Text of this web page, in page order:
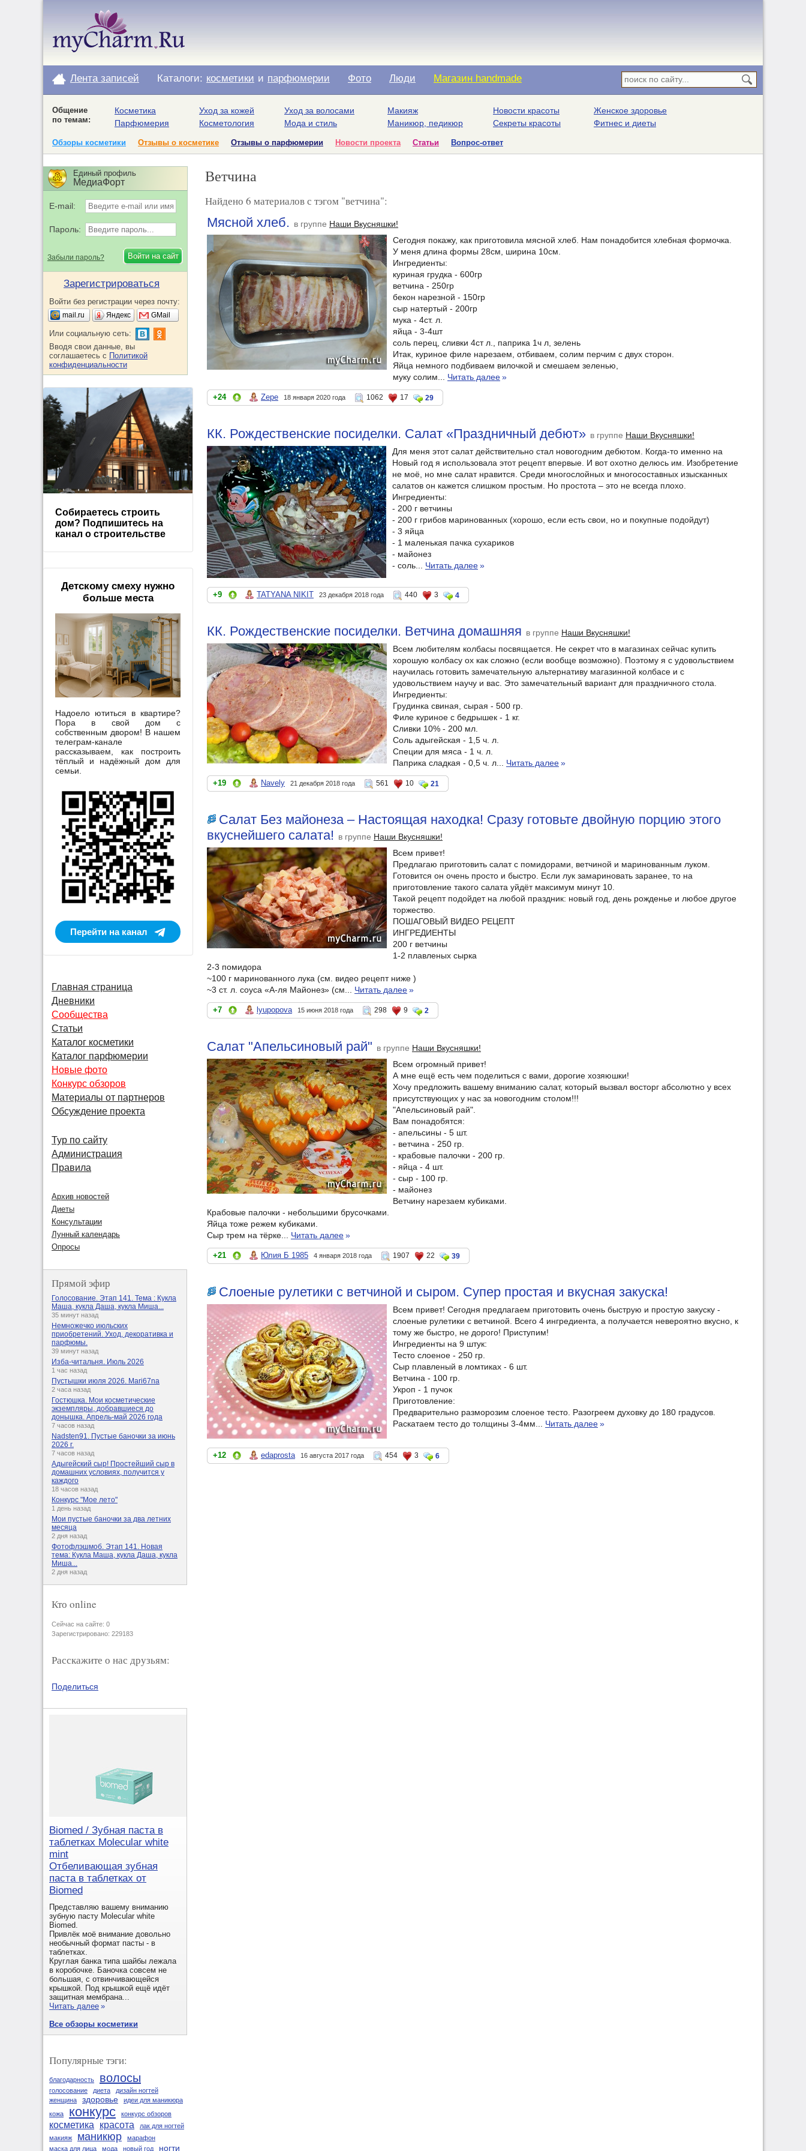
Лента записей Каталоги: косметики и парфюмерии Фото Люди Магазин handmade
Общение
по темам:
Косметика
Парфюмерия
Уход за кожей
Косметология
Уход за волосами
Мода и стиль
Макияж
Маникюр, педикюр
Новости красоты
Секреты красоты
Женское здоровье
Фитнес и диеты
Обзоры косметики Отзывы о косметике Отзывы о парфюмерии Новости проекта Статьи Вопрос-ответ
Ветчина
Найдено 6 материалов с тэгом "ветчина":
Мясной хлеб. в группе Наши Вкусняшки!
Сегодня покажу, как приготовила мясной хлеб. Нам понадобится хлебная формочка.
У меня длина формы 28см, ширина 10см.
Ингредиенты:
куриная грудка - 600гр
ветчина - 250гр
бекон нарезной - 150гр
сыр натертый - 200гр
мука - 4ст. л.
яйца - 3-4шт
соль перец, сливки 4ст л., паприка 1ч л, зелень
Итак, куриное филе нарезаем, отбиваем, солим перчим с двух сторон.
Яйца немного подбиваем вилочкой и смешаем зеленью,
муку солим... Читать далее»
+24 Zepe 18 января 2020 года 1062 17 29
КК. Рождественские посиделки. Салат «Праздничный дебют» в группе Наши Вкусняшки!
Для меня этот салат действительно стал новогодним дебютом. Когда-то именно на
Новый год я использовала этот рецепт впервые. И вот охотно делюсь им. Изобретение
не моё, но мне салат нравится. Среди многослойных и многосоставных изысканных
салатов он кажется слишком простым. Но простота – это не всегда плохо.
Ингредиенты:
- 200 г ветчины
- 200 г грибов маринованных (хорошо, если есть свои, но и покупные подойдут)
- 3 яйца
- 1 маленькая пачка сухариков
- майонез
- соль... Читать далее»
+9 TATYANA NIKIT 23 декабря 2018 года 440 3 4
КК. Рождественские посиделки. Ветчина домашняя в группе Наши Вкусняшки!
Всем любителям колбасы посвящается. Не секрет что в магазинах сейчас купить
хорошую колбасу ох как сложно (если вообще возможно). Поэтому я с удовольствием
научилась готовить замечательную альтернативу магазинной колбасе и с
удовольствием научу и вас. Это замечательный вариант для праздничного стола.
Ингредиенты:
Грудинка свиная, сырая - 500 гр.
Филе куриное с бедрышек - 1 кг.
Сливки 10% - 200 мл.
Соль адыгейская - 1,5 ч. л.
Специи для мяса - 1 ч. л.
Паприка сладкая - 0,5 ч. л... Читать далее»
+19 Navely 21 декабря 2018 года 561 10 21
Салат Без майонеза – Настоящая находка! Сразу готовьте двойную порцию этого
вкуснейшего салата!
в группе Наши Вкусняшки!
Всем привет!
Предлагаю приготовить салат с помидорами, ветчиной и маринованным луком.
Готовится он очень просто и быстро. Если лук замариновать заранее, то на
приготовление такого салата уйдёт максимум минут 10.
Такой рецепт подойдет на любой праздник: новый год, день рожденье и любое другое
торжество.
ПОШАГОВЫЙ ВИДЕО РЕЦЕПТ
ИНГРЕДИЕНТЫ
200 г ветчины
1-2 плавленых сырка
2-3 помидора
~100 г маринованного лука (см. видео рецепт ниже )
~3 ст. л. соуса «А-ля Майонез» (см... Читать далее»
+7 lyupopova 15 июня 2018 года 298 9 2
Салат "Апельсиновый рай" в группе Наши Вкусняшки!
Всем огромный привет!
А мне ещё есть чем поделиться с вами, дорогие хозяюшки!
Хочу предложить вашему вниманию салат, который вызвал восторг абсолютно у всех
присутствующих у нас за новогодним столом!!!
"Апельсиновый рай".
Вам понадобятся:
- апельсины - 5 шт.
- ветчина - 250 гр.
- крабовые палочки - 200 гр.
- яйца - 4 шт.
- сыр - 100 гр.
- майонез
Ветчину нарезаем кубиками.
Крабовые палочки - небольшими брусочками.
Яйца тоже режем кубиками.
Сыр трем на тёрке... Читать далее»
+21 Юлия Б 1985 4 января 2018 года 1907 22 39
Слоеные рулетики с ветчиной и сыром. Супер простая и вкусная закуска!
Всем привет! Сегодня предлагаем приготовить очень быструю и простую закуску -
слоеные рулетики с ветчиной. Всего 4 ингредиента, а получается невероятно вкусно, к
тому же быстро, не дорого! Приступим!
Ингредиенты на 9 штук:
Тесто слоеное - 250 гр.
Сыр плавленый в ломтиках - 6 шт.
Ветчина - 100 гр.
Укроп - 1 пучок
Приготовление:
Предварительно разморозим слоеное тесто. Разогреем духовку до 180 градусов.
Раскатаем тесто до толщины 3-4мм... Читать далее»
+12 edaprosta 16 августа 2017 года 454 3 6
Единый профиль
МедиаФорт
E-mail:
Пароль:
Забыли пароль?
Зарегистрироваться
Войти без регистрации через почту:
mail.ru Яндекс GMail
Или социальную сеть:
Вводя свои данные, вы
соглашаетесь с Политикой
конфиденциальности
Собираетесь строить
дом? Подпишитесь на
канал о строительстве
Детскому смеху нужно
больше места
Надоело ютиться в квартире?
Пора в свой дом с
собственным двором! В нашем
телеграм-канале
рассказываем, как построить
тёплый и надёжный дом для
семьи.
Перейти на канал
Главная страница
Дневники
Сообщества
Статьи
Каталог косметики
Каталог парфюмерии
Новые фото
Конкурс обзоров
Материалы от партнеров
Обсуждение проекта
Тур по сайту
Администрация
Правила
Архив новостей
Диеты
Консультации
Лунный календарь
Опросы
Прямой эфир
Голосование. Этап 141. Тема : Кукла
Маша, кукла Даша, кукла Миша...
35 минут назад
Немножечко июльских
приобретений. Уход, декоративка и
парфюмы.
39 минут назад
Изба-читальня. Июль 2026
1 час назад
Пустышки июля 2026. Mari67na
2 часа назад
Гостюшка. Мои косметические
экземпляры, добравшиеся до
донышка. Апрель-май 2026 года
7 часов назад
Nadsten91. Пустые баночки за июнь
2026 г.
7 часов назад
Адыгейский сыр! Простейший сыр в
домашних условиях, получится у
каждого
18 часов назад
Конкурс "Мое лето"
1 день назад
Мои пустые баночки за два летних
месяца
2 дня назад
Фотофлэшмоб. Этап 141. Новая
тема: Кукла Маша, кукла Даша, кукла
Миша...
2 дня назад
Кто online
Сейчас на сайте: 0
Зарегистрировано: 229183
Расскажите о нас друзьям:
Поделиться
Biomed / Зубная паста в
таблетках Molecular white
mint
Отбеливающая зубная
паста в таблетках от
Biomed
Представляю вашему вниманию
зубную пасту Molecular white
Biomed.
Привлёк моё внимание довольно
необычный формат пасты - в
таблетках.
Круглая банка типа шайбы лежала
в коробочке. Баночка совсем не
большая, с отвинчивающейся
крышкой. Под крышкой ещё идёт
защитная мембрана...
Читать далее »
Все обзоры косметики
Популярные тэги:
благодарность волосы
голосование диета
дизайн ногтей
женщина
здоровье
идеи для маникюра
кожа
конкурс конкурс обзоров
косметика красота
лак для ногтей
макияж
маникюр
марафон
маска для лица
мода новый год ногти